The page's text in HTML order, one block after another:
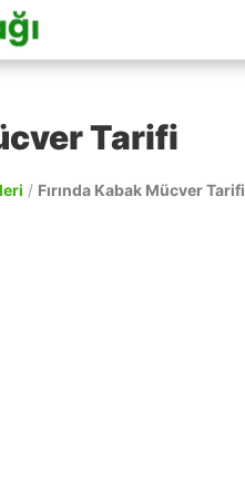
Tarifi
/ Fırında Kabak Mücver Tarifi